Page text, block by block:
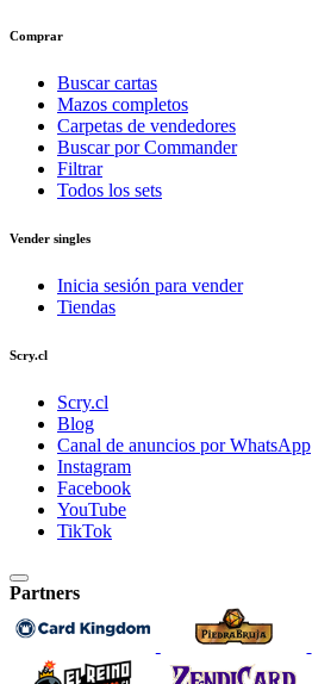
Comprar
Buscar cartas
Mazos completos
Carpetas de vendedores
Buscar por Commander
Filtrar
Todos los sets
Vender singles
Inicia sesión para vender
Tiendas
Scry.cl
Scry.cl
Blog
Canal de anuncios por WhatsApp
Instagram
Facebook
YouTube
TikTok
Partners